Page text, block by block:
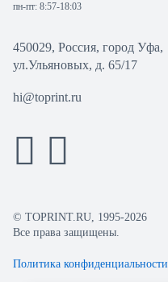
пн-пт: 8:57-18:03
450029, Россия, город Уфа,
ул.Ульяновых, д. 65/17
hi@toprint.ru
© TOPRINT.RU, 1995-2026
Все права защищены.
Политика конфиденциальности